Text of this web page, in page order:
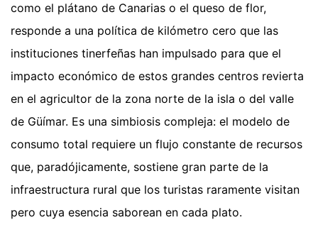
como el plátano de Canarias o el queso de flor,
responde a una política de kilómetro cero que las
instituciones tinerfeñas han impulsado para que el
impacto económico de estos grandes centros revierta
en el agricultor de la zona norte de la isla o del valle
de Güímar. Es una simbiosis compleja: el modelo de
consumo total requiere un flujo constante de recursos
que, paradójicamente, sostiene gran parte de la
infraestructura rural que los turistas raramente visitan
pero cuya esencia saborean en cada plato.